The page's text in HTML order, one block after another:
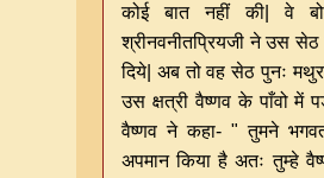
कोई बात नहीं की |वे
श्रीनवनीतप्रियजी ने उस सेठ
दिये अब तो वह सेठ पुनः
उस क्षत्री वैष्णव के पाँवो में
वैष्णव ने कहा- "तुमने
अपमान किया है अतः तुम्हे